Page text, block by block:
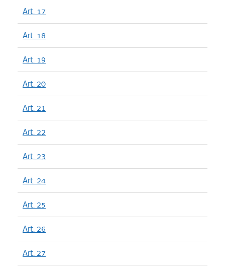
Art. 17
Art. 18
Art. 19
Art. 20
Art. 21
Art. 22
Art. 23
Art. 24
Art. 25
Art. 26
Art. 27